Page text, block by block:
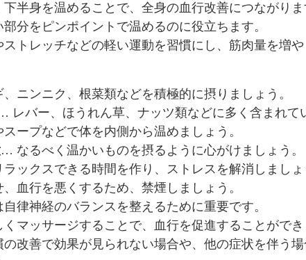
半身を温めることで、全身の血行改善につながりま
分をピンポイントで温めるのに役立ちます。
トレッチなどの軽い運動を習慣にし、筋肉量を増や
ニンニク、根菜類などを積極的に摂りましょう。
レバー、ほうれん草、ナッツ類などに多く含まれて
ープなどで体を内側から温めましょう。
… なるべく温かいものを摂るように心がけましょう。
ックスできる時間を作り、ストレスを解消しましょ
血行を悪くするため、禁煙しましょう。
律神経のバランスを整えるために重要です。
マッサージすることで、血行を促進することができ
改善で効果が見られない場合や、他の症状を伴う